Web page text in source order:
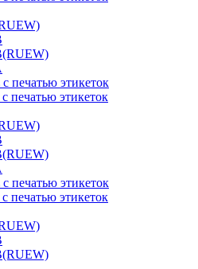
печатью этикеток
печатью этикеток
печатью этикеток
печатью этикеток